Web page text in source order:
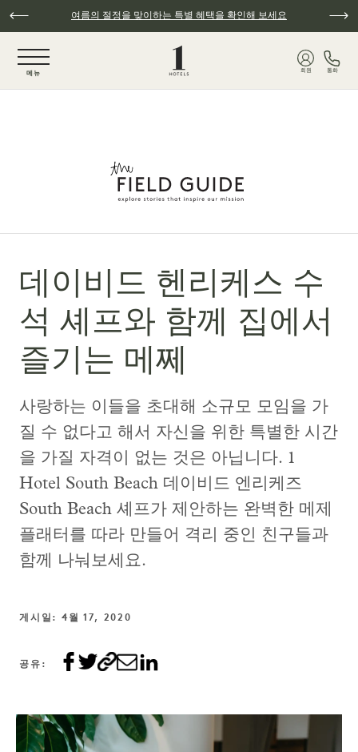
주요 콘텐츠로 건너뛰기여름의 절정을 맞이하는 특별 혜택을 확인해 보세요
메뉴
회원 통화
데이비드 헨리케스 수
석 셰프와 함께 집에서
즐기는 메쩨
사랑하는 이들을 초대해 소규모 모임을 가
질 수 없다고 해서 자신을 위한 특별한 시간
을 가질 자격이 없는 것은 아닙니다. 1
Hotel South Beach 데이비드 엔리케즈
South Beach 셰프가 제안하는 완벽한 메제
플래터를 따라 만들어 격리 중인 친구들과
함께 나눠보세요.
게시일: 4월 17, 2020
공유: